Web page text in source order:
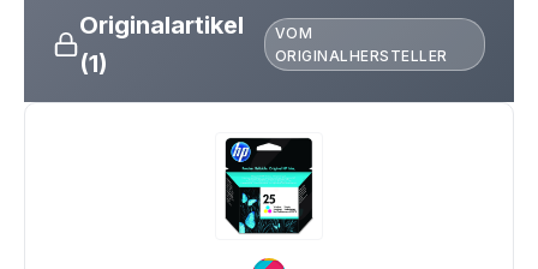
Originalartikel
(1)
VOM
ORIGINALHERSTELLER